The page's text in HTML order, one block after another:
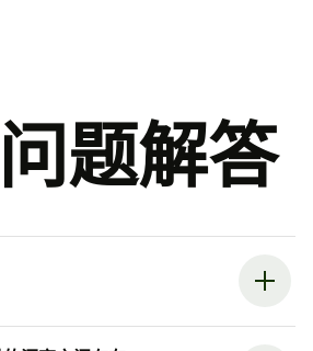
题解答